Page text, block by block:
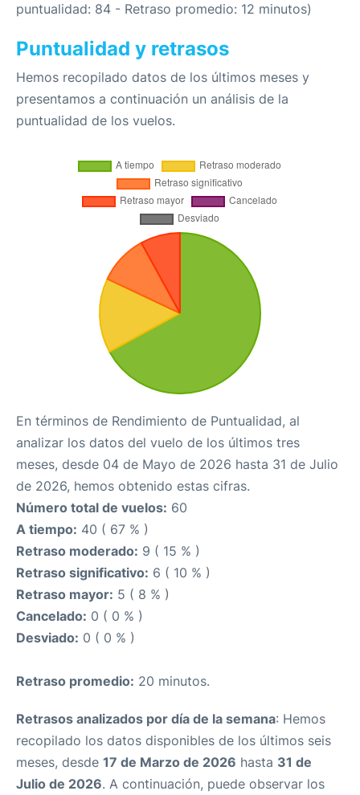
puntualidad: 84 - Retraso promedio: 12 minutos)
Puntualidad y retrasos
Hemos recopilado datos de los últimos meses y
presentamos a continuación un análisis de la
puntualidad de los vuelos.
En términos de Rendimiento de Puntualidad, al
analizar los datos del vuelo de los últimos tres
meses, desde 04 de Mayo de 2026 hasta 31 de Julio
de 2026, hemos obtenido estas cifras.
Número total de vuelos: 60
A tiempo: 40 ( 67 % )
Retraso moderado: 9 ( 15 % )
Retraso significativo: 6 ( 10 % )
Retraso mayor: 5 ( 8 % )
Cancelado: 0 ( 0 % )
Desviado: 0 ( 0 % )
Retraso promedio: 20 minutos.
Retrasos analizados por día de la semana: Hemos
recopilado los datos disponibles de los últimos seis
meses, desde 17 de Marzo de 2026 hasta 31 de
Julio de 2026. A continuación, puede observar los